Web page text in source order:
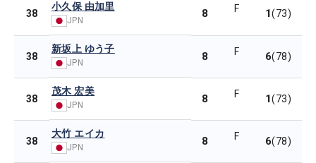
38
小久保 由加里
JPN
8 F 1(73)
38
新坂上 ゆう子
JPN 8 F 6(78)
38
茂木 宏美
JPN 8 F 1(73)
38
大竹 エイカ
JPN 8 F 6(78)